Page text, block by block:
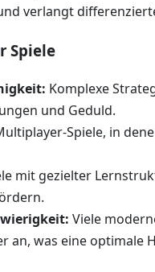
verlangt
Spiele
Komplexe
und Geduld.
Spiele, in
mit gezielter
Viele
an, was eine